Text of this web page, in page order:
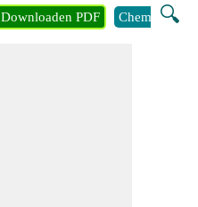
🔍
Downloaden PDF Chemie